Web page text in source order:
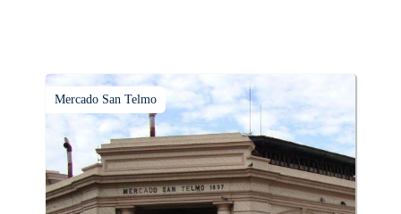
Mercado San Telmo